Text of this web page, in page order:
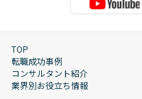
TOP
転職成功事例
コンサルタント紹介
業界別お役立ち情報